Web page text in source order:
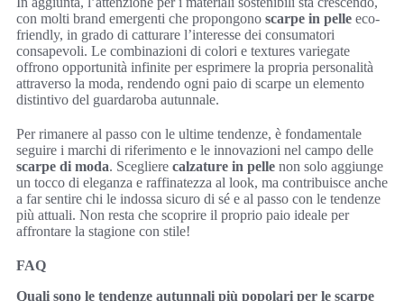
con molti brand emergenti che propongono scarpe in pelle eco-
friendly, in grado di catturare l’interesse dei consumatori
consapevoli. Le combinazioni di colori e textures variegate
offrono opportunità infinite per esprimere la propria personalità
attraverso la moda, rendendo ogni paio di scarpe un elemento
distintivo del guardaroba autunnale.
Per rimanere al passo con le ultime tendenze, è fondamentale
seguire i marchi di riferimento e le innovazioni nel campo delle
scarpe di moda. Scegliere calzature in pelle non solo aggiunge
un tocco di eleganza e raffinatezza al look, ma contribuisce anche
a far sentire chi le indossa sicuro di sé e al passo con le tendenze
più attuali. Non resta che scoprire il proprio paio ideale per
affrontare la stagione con stile!
FAQ
Quali sono le tendenze autunnali più popolari per le scarpe